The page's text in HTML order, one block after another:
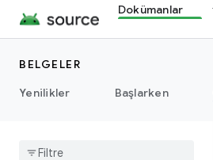
Dokümanlar
BELGELER
Yenilikler
Başlarken